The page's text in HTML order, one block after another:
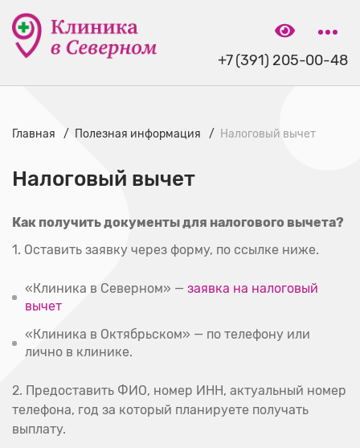
+7 (391) 205-00-48
Главная Полезная информация Налоговый вычет
Налоговый вычет
Как получить документы для налогового вычета?
1. Оставить заявку через форму, по ссылке ниже.
«Клиника в Северном» — заявка на налоговый
вычет
«Клиника в Октябрьском» — по телефону или
лично в клинике.
2. Предоставить ФИО, номер ИНН, актуальный номер
телефона, год за который планируете получать
выплату.